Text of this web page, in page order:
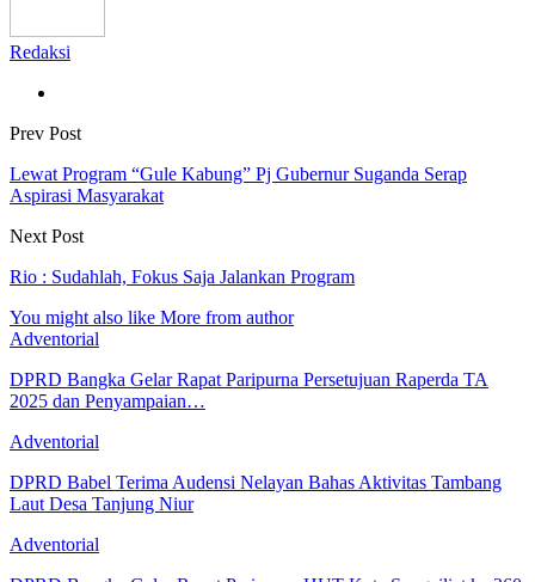
Redaksi
Prev Post
Lewat Program “Gule Kabung” Pj Gubernur Suganda Serap
Aspirasi Masyarakat
Next Post
Rio : Sudahlah, Fokus Saja Jalankan Program
You might also like More from author
Adventorial
DPRD Bangka Gelar Rapat Paripurna Persetujuan Raperda TA
2025 dan Penyampaian…
Adventorial
DPRD Babel Terima Audensi Nelayan Bahas Aktivitas Tambang
Laut Desa Tanjung Niur
Adventorial